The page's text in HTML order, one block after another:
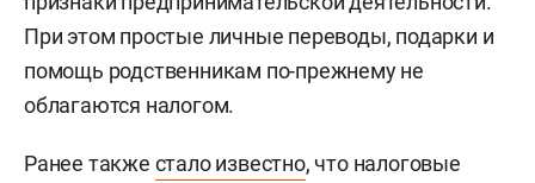
При этом простые личные переводы, подарки и
помощь родственникам по-прежнему не
облагаются налогом.
Ранее также стало известно, что налоговые